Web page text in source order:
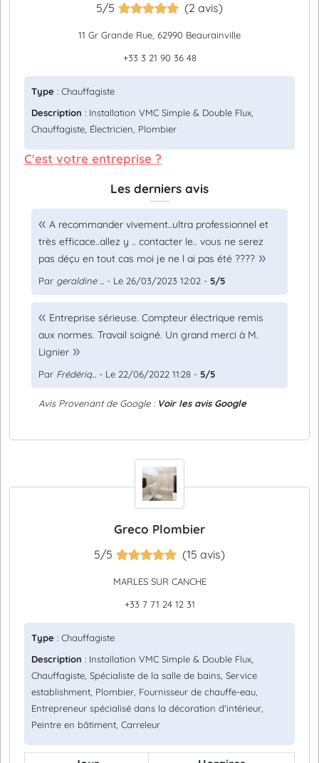
5/5 (2 avis)
11 Gr Grande Rue, 62990 Beaurainville
+33 3 21 90 36 48
Type : Chauffagiste
Description : Installation VMC Simple & Double Flux,
Chauffagiste, Électricien, Plombier
C'est votre entreprise ?
Les derniers avis
A recommander vivement..ultra professionnel et
très efficace..allez y .. contacter le.. vous ne serez
pas déçu en tout cas moi je ne l ai pas été ????
Par geraldine ... - Le 26/03/2023 12:02 - 5/5
Entreprise sérieuse. Compteur électrique remis
aux normes. Travail soigné. Un grand merci à M.
Lignier
Par Frédériq... - Le 22/06/2022 11:28 - 5/5
Avis Provenant de Google : Voir les avis Google
Greco Plombier
5/5 (15 avis)
MARLES SUR CANCHE
+33 7 71 24 12 31
Type : Chauffagiste
Description : Installation VMC Simple & Double Flux,
Chauffagiste, Spécialiste de la salle de bains, Service
establishment, Plombier, Fournisseur de chauffe-eau,
Entrepreneur spécialisé dans la décoration d'intérieur,
Peintre en bâtiment, Carreleur